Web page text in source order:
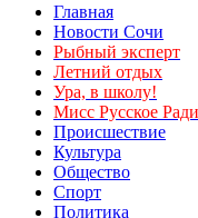
Главная
Новости Сочи
Рыбный эксперт
Летний отдых
Ура, в школу!
Мисс Русское
Происшествие
Культура
Общество
Спорт
Политика